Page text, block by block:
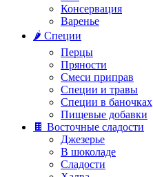
Консервация
Варенье
🌶️ Специи
Перцы
Пряности
Смеси приправ
Специи и травы
Специи в баночках
Пищевые добавки
🍫 Восточные сладости
Джезерье
В шоколаде
Сладости